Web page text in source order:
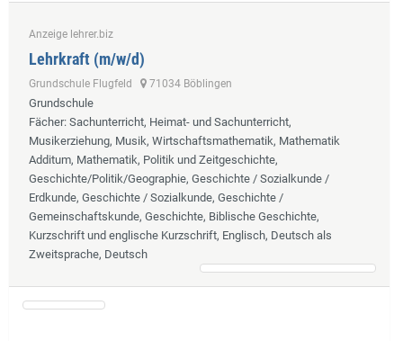
Anzeige lehrer.biz
Lehrkraft (m/w/d)
Grundschule Flugfeld 71034 Böblingen
Grundschule
Fächer: Sachunterricht, Heimat- und Sachunterricht,
Musikerziehung, Musik, Wirtschaftsmathematik, Mathematik
Additum, Mathematik, Politik und Zeitgeschichte,
Geschichte/Politik/Geographie, Geschichte / Sozialkunde /
Erdkunde, Geschichte / Sozialkunde, Geschichte /
Gemeinschaftskunde, Geschichte, Biblische Geschichte,
Kurzschrift und englische Kurzschrift, Englisch, Deutsch als
Zweitsprache, Deutsch